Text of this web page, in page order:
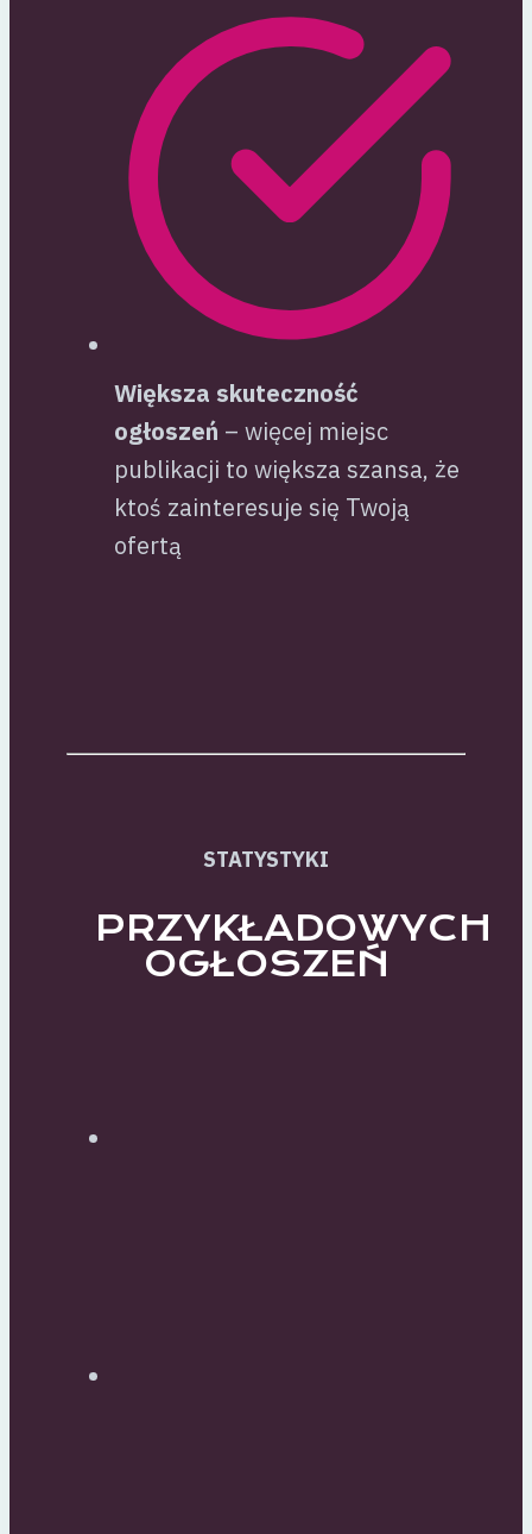
Większa skuteczność
ogłoszeń – więcej miejsc
publikacji to większa szansa, że
ktoś zainteresuje się Twoją
ofertą
STATYSTYKI
PRZYKŁADOWYCH
OGŁOSZEŃ